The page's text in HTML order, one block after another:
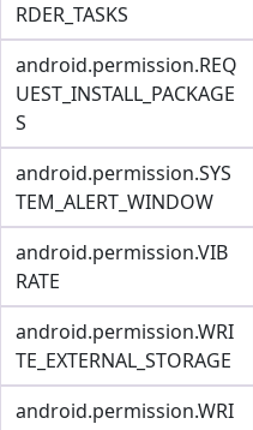
RDER_TASKS
android.permission.REQ
UEST_INSTALL_PACKAGE
S
android.permission.SYS
TEM_ALERT_WINDOW
android.permission.VIB
RATE
android.permission.WRI
TE_EXTERNAL_STORAGE
android.permission.WRI